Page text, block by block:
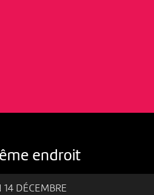
endroit
14 DÉCEMBRE